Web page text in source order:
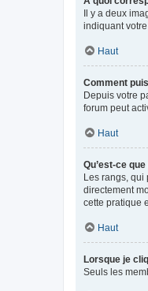
Il y a deux
indiquant
Haut
Comment
Depuis votre
forum peut
Haut
Qu’est-ce
Les rangs, qui
directement
cette pratique
Haut
Lorsque je
Seuls les